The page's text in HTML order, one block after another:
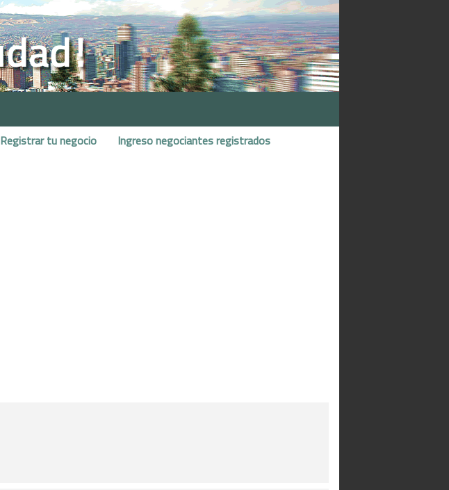
Registrar tu negocio Ingreso negociantes registrados